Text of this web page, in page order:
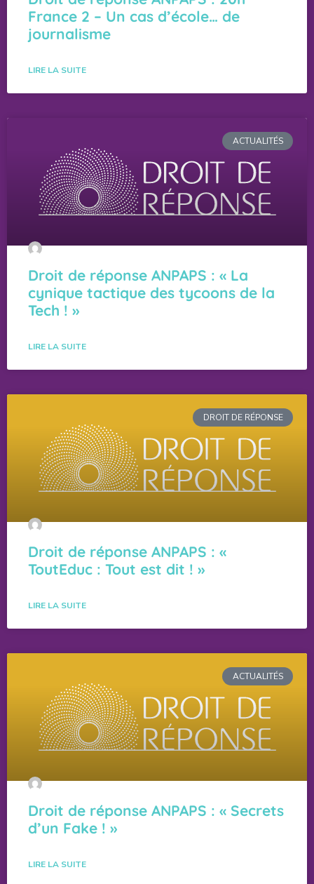
France 2 – Un cas d’école… de
journalisme
LIRE LA SUITE
ACTUALITÉS
Droit de réponse ANPAPS : « La
cynique tactique des tycoons de la
Tech ! »
LIRE LA SUITE
DROIT DE RÉPONSE
Droit de réponse ANPAPS : «
ToutEduc : Tout est dit ! »
LIRE LA SUITE
ACTUALITÉS
Droit de réponse ANPAPS : « Secrets
d’un Fake ! »
LIRE LA SUITE